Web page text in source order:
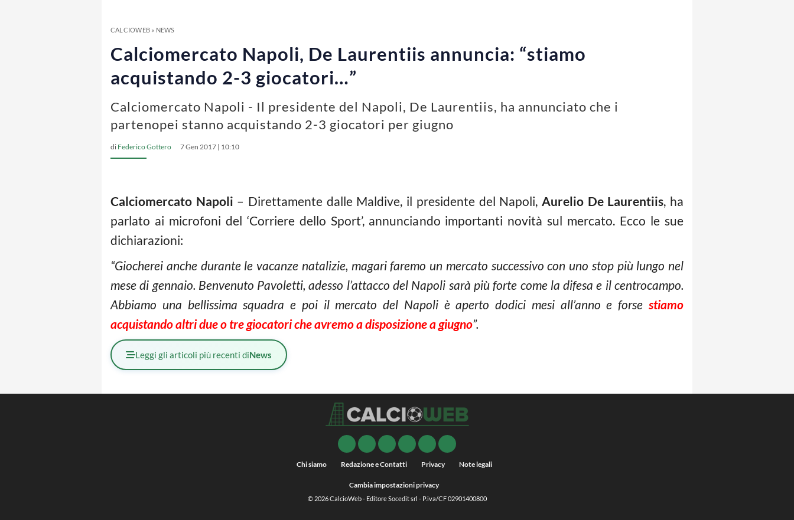
CALCIOWEB» NEWS
Calciomercato Napoli, De Laurentiis annuncia: “stiamo
acquistando 2-3 giocatori…”
Calciomercato Napoli - Il presidente del Napoli, De Laurentiis, ha annunciato che i
partenopei stanno acquistando 2-3 giocatori per giugno
di Federico Gottero 7 Gen 2017 | 10:10
Calciomercato Napoli – Direttamente dalle Maldive, il presidente del Napoli, Aurelio De Laurentiis, ha
parlato ai microfoni del ‘Corriere dello Sport’, annunciando importanti novità sul mercato. Ecco le sue
dichiarazioni:
“Giocherei anche durante le vacanze natalizie, magari faremo un mercato successivo con uno stop più lungo nel
mese di gennaio. Benvenuto Pavoletti, adesso l’attacco del Napoli sarà più forte come la difesa e il centrocampo.
Abbiamo una bellissima squadra e poi il mercato del Napoli è aperto dodici mesi all’anno e forse stiamo
acquistando altri due o tre giocatori che avremo a disposizione a giugno”.
Leggi gli articoli più recenti diNews
Chi siamo Redazione e Contatti Privacy Note legali
Cambia impostazioni privacy
© 2026CalcioWeb- Editore Socedit srl - P.iva/CF 02901400800